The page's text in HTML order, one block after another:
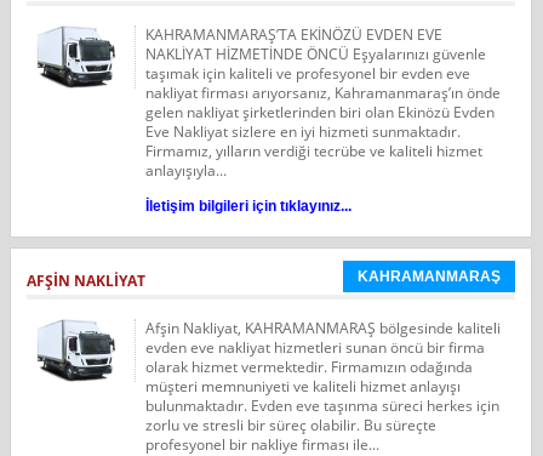
KAHRAMANMARAŞ’TA EKİNÖZÜ EVDEN EVE
NAKLİYAT HİZMETİNDE ÖNCÜ Eşyalarınızı güvenle
taşımak için kaliteli ve profesyonel bir evden eve
nakliyat firması arıyorsanız, Kahramanmaraş’ın önde
gelen nakliyat şirketlerinden biri olan Ekinözü Evden
Eve Nakliyat sizlere en iyi hizmeti sunmaktadır.
Firmamız, yılların verdiği tecrübe ve kaliteli hizmet
anlayışıyla...
İletişim bilgileri için tıklayınız...
AFŞİN NAKLİYAT KAHRAMANMARAŞ
Afşin Nakliyat, KAHRAMANMARAŞ bölgesinde kaliteli
evden eve nakliyat hizmetleri sunan öncü bir firma
olarak hizmet vermektedir. Firmamızın odağında
müşteri memnuniyeti ve kaliteli hizmet anlayışı
bulunmaktadır. Evden eve taşınma süreci herkes için
zorlu ve stresli bir süreç olabilir. Bu süreçte
profesyonel bir nakliye firması ile...